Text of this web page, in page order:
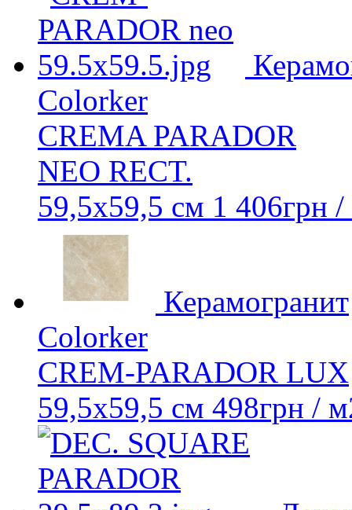
Colorker
CREMA PARADOR
NEO RECT.
59,5x59,5 см 1 406грн /
Керамогранит
Colorker
CREM-PARADOR LUX
59,5x59,5 см 498грн /